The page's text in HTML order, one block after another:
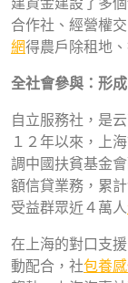
合作社、經營權
網得農戶除租地
全社會參與：形
自立服務社，是
１２年以來，上
調中國扶貧基金
額信貸業務，累
受益群眾近４萬人
在上海的對口支
動配合，社包養